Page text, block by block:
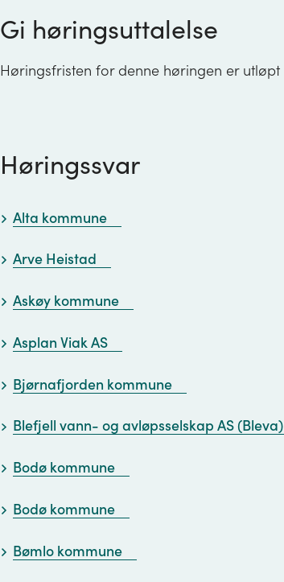
Gi høringsuttalelse
Høringsfristen for denne høringen er utløpt
Høringssvar
Alta kommune
Arve Heistad
Askøy kommune
Asplan Viak AS
Bjørnafjorden kommune
Blefjell vann- og avløpsselskap AS (Bleva)
Bodø kommune
Bodø kommune
Bømlo kommune